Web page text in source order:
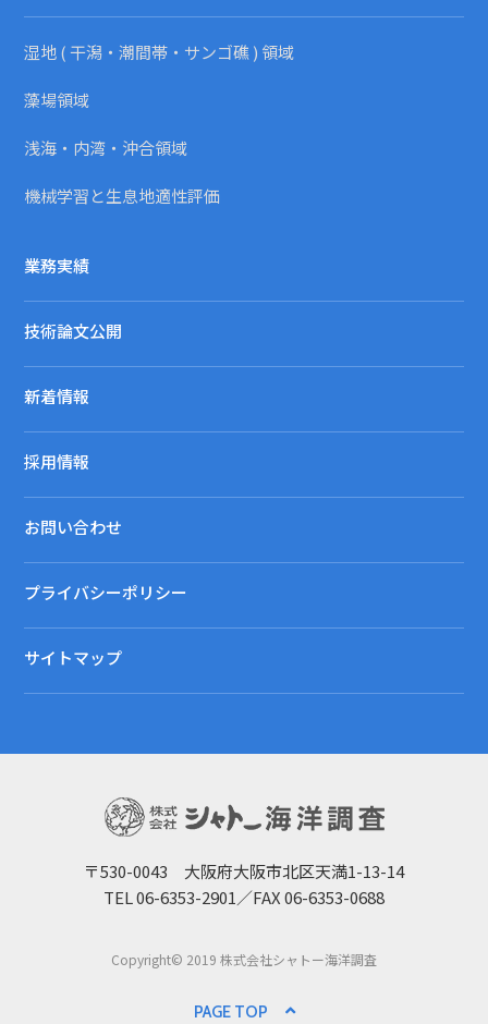
湿地 ( 干潟・潮間帯・サンゴ礁 ) 領域
藻場領域
浅海・内湾・沖合領域
機械学習と生息地適性評価
業務実績
技術論文公開
新着情報
採用情報
お問い合わせ
プライバシーポリシー
サイトマップ
〒530-0043 大阪府大阪市北区天満1-13-14
TEL 06-6353-2901／FAX 06-6353-0688
Copyright© 2019 株式会社シャトー海洋調査
PAGE TOP